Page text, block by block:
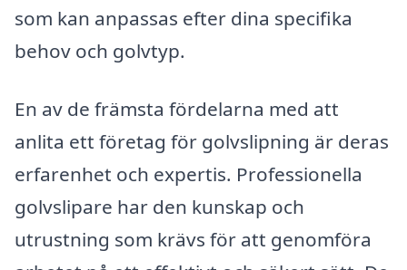
som kan anpassas efter dina specifika
behov och golvtyp.
En av de främsta fördelarna med att
anlita ett företag för golvslipning är deras
erfarenhet och expertis. Professionella
golvslipare har den kunskap och
utrustning som krävs för att genomföra